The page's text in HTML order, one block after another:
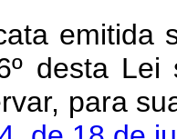
desta Lei
para